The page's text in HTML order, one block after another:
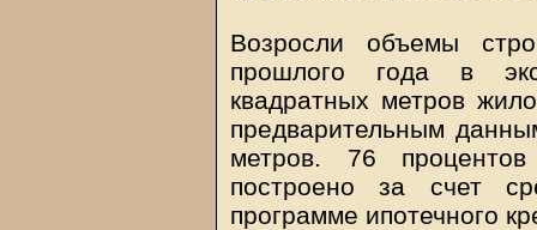
Возросли объемы
прошлого года в
квадратных метров
предварительным
метров. 76
построено за счет
программе ипотечного